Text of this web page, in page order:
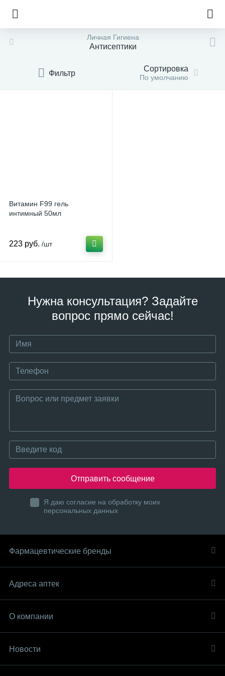
Личная Гигиена
Антисептики
Фильтр Сортировка
По умолчанию
Витамин F99 гель
интимный 50мл
223 руб. /шт
Нужна консультация? Задайте
вопрос прямо сейчас!
Отправить сообщение
Я даю согласие на обработку моих
персональных данных
Фармацевтические бренды
Адреса аптек
О компании
Новости